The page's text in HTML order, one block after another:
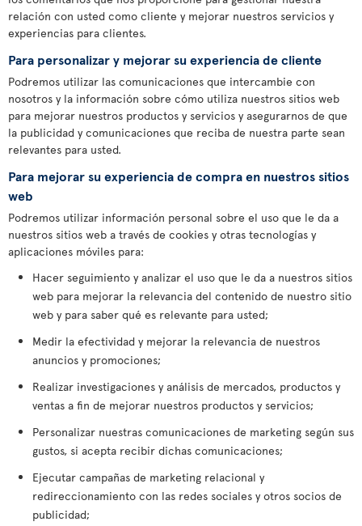
relación con usted como cliente y mejorar nuestros servicios y
experiencias para clientes.
Para personalizar y mejorar su experiencia de cliente
Podremos utilizar las comunicaciones que intercambie con
nosotros y la información sobre cómo utiliza nuestros sitios web
para mejorar nuestros productos y servicios y asegurarnos de que
la publicidad y comunicaciones que reciba de nuestra parte sean
relevantes para usted.
Para mejorar su experiencia de compra en nuestros sitios
web
Podremos utilizar información personal sobre el uso que le da a
nuestros sitios web a través de cookies y otras tecnologías y
aplicaciones móviles para:
Hacer seguimiento y analizar el uso que le da a nuestros sitios
web para mejorar la relevancia del contenido de nuestro sitio
web y para saber qué es relevante para usted;
Medir la efectividad y mejorar la relevancia de nuestros
anuncios y promociones;
Realizar investigaciones y análisis de mercados, productos y
ventas a fin de mejorar nuestros productos y servicios;
Personalizar nuestras comunicaciones de marketing según sus
gustos, si acepta recibir dichas comunicaciones;
Ejecutar campañas de marketing relacional y
redireccionamiento con las redes sociales y otros socios de
publicidad;